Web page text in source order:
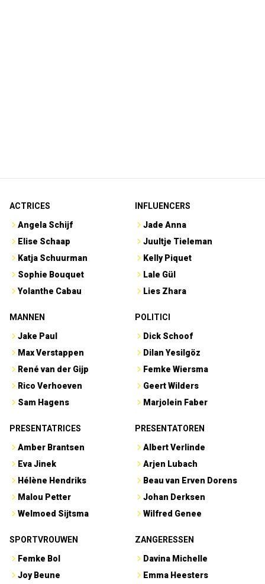
ACTRICES
Angela Schijf
Elise Schaap
Katja Schuurman
Sophie Bouquet
Yolanthe Cabau
INFLUENCERS
Jade Anna
Juultje Tieleman
Kelly Piquet
Lale Gül
Lies Zhara
MANNEN
Jake Paul
Max Verstappen
René van der Gijp
Rico Verhoeven
Sam Hagens
POLITICI
Dick Schoof
Dilan Yesilgöz
Femke Wiersma
Geert Wilders
Marjolein Faber
PRESENTATRICES
Amber Brantsen
Eva Jinek
Hélène Hendriks
Malou Petter
Welmoed Sijtsma
PRESENTATOREN
Albert Verlinde
Arjen Lubach
Beau van Erven Dorens
Johan Derksen
Wilfred Genee
SPORTVROUWEN
Femke Bol
Joy Beune
ZANGERESSEN
Davina Michelle
Emma Heesters